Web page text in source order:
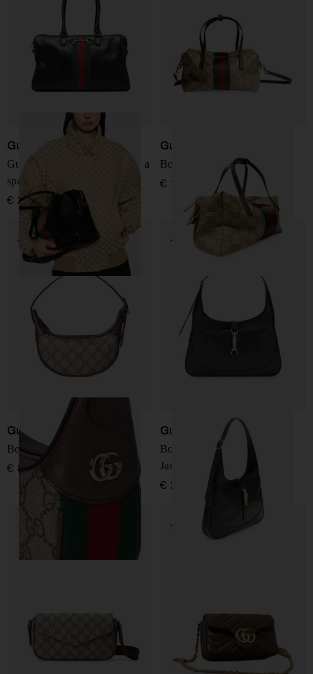
Gucci
Gucci Borsetto grande borsa a
spalla
€ 2.900,00
Gucci
Boston mini handbag
€ 1.100,00
Gucci
Borsa mini Ophidia GG
€ 850,00
Gucci
Borsa a spalla in pelle media
Jackie 1961
€ 2.750,00